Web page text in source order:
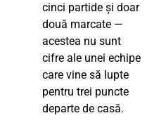
cinci partide și doar
două marcate —
acestea nu sunt
cifre ale unei echipe
care vine să lupte
pentru trei puncte
departe de casă.